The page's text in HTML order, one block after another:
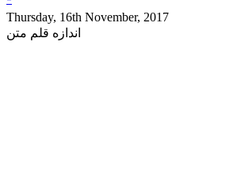
Thursday, 16th November, 2017
اندازه قلم متن